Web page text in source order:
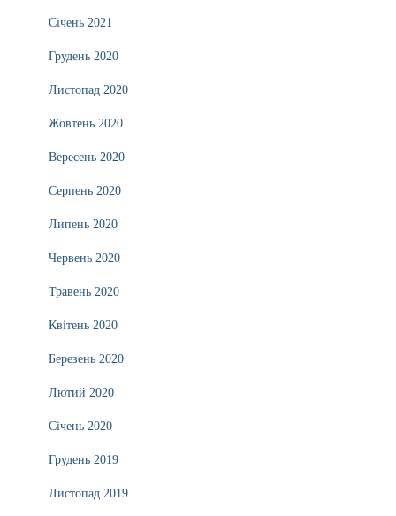
Січень 2021
Грудень 2020
Листопад 2020
Жовтень 2020
Вересень 2020
Серпень 2020
Липень 2020
Червень 2020
Травень 2020
Квітень 2020
Березень 2020
Лютий 2020
Січень 2020
Грудень 2019
Листопад 2019